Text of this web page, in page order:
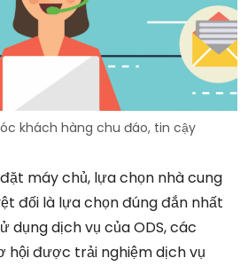
khách hàng chu đáo, tin cậy
máy chủ, lựa chọn nhà cung
đối là lựa chọn đúng đắn nhất
dụng dịch vụ của ODS, các
hội được trải nghiệm dịch vụ